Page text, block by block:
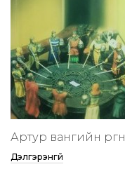
Артур вангийн өргөөнөө
Дэлгэрэнгүй